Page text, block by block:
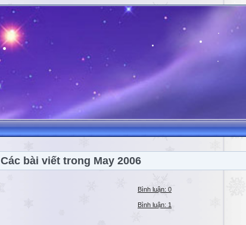
Các bài viết trong May 2006
Bình luận: 0
Bình luận: 1